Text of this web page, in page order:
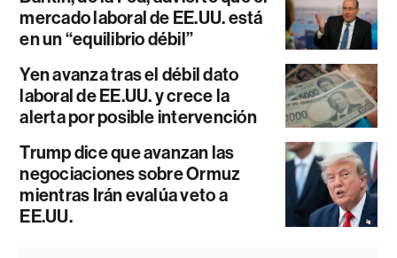
mercado laboral de EE.UU. está
en un “equilibrio débil”
Yen avanza tras el débil dato
laboral de EE.UU. y crece la
alerta por posible intervención
Trump dice que avanzan las
negociaciones sobre Ormuz
mientras Irán evalúa veto a
EE.UU.